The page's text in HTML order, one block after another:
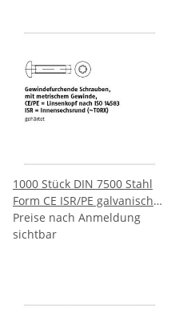
1000 Stück DIN 7500 Stahl
Form CE ISR/PE galvanisch
verzinkt Gewindefurchende
Schrauben ISR metr.
Preise nach Anmeldung
sichtbar